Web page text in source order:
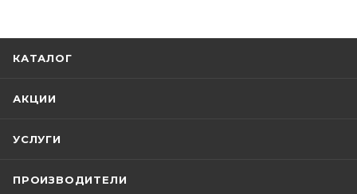
КАТАЛОГ
АКЦИИ
УСЛУГИ
ПРОИЗВОДИТЕЛИ